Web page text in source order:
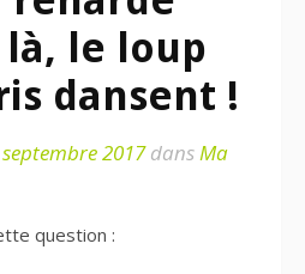
là, le loup
dansent !
septembre 2017dansMa
question :